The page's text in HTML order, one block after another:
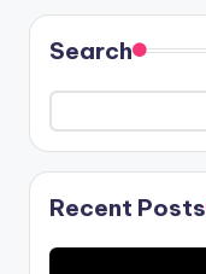
Search
Recent Posts